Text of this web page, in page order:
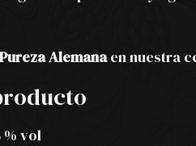
Alemanaen nuestra
% vol